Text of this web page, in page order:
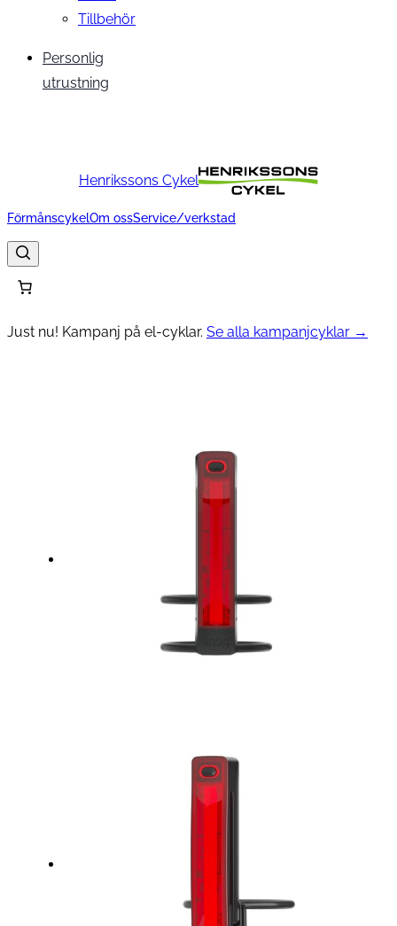
Tillbehör
Personlig
utrustning
Henrikssons Cykel
FörmånscykelOm ossService/verkstad
Just nu! Kampanj på el-cyklar. Se alla kampanjcyklar →